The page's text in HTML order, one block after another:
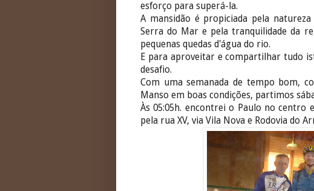
esforço para superá-la.
A mansidão é propiciada pela
Serra do Mar e pela tranquilidade da
pequenas quedas d'água do rio.
E para aproveitar e compartilhar tudo
desafio.
Com uma semanada de tempo bom,
Manso em boas condições, partimos
Às 05:05h. encontrei o Paulo no centro
pela rua XV, via Vila Nova e Rodovia do